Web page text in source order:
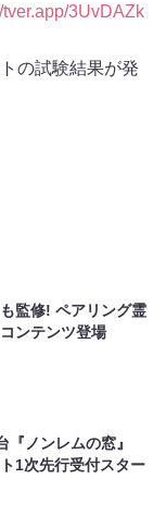
tver.app/3UvDAZk
の試験結果が発
監修! ペアリング霊
ンテンツ登場
ノンレムの窓』
1次先行受付スター